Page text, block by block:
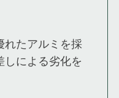
れたアルミを採
しによる劣化を